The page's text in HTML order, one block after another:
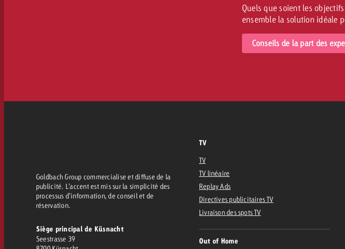
Quels que soient les
ensemble la solution idéale
Conseils de la part des
Goldbach Group commercialise et diffuse de la
publicité. L’accent est mis sur la simplicité des
processus d’information, de conseil et de
réservation.
Siège principal de Küsnacht
Seestrasse 39
TV
TV
TV linéaire
Replay Ads
Directives publicitaires TV
Livraison des spots TV
Out of Home